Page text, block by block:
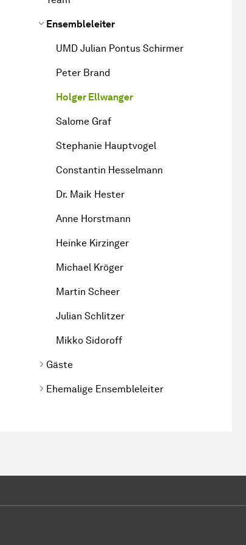
Ensembleleiter
UMD Julian Pontus Schirmer
Peter Brand
Holger Ellwanger
Salome Graf
Stephanie Hauptvogel
Constantin Hesselmann
Dr. Maik Hester
Anne Horstmann
Heinke Kirzinger
Michael Kröger
Martin Scheer
Julian Schlitzer
Mikko Sidoroff
Gäste
Ehemalige Ensembleleiter